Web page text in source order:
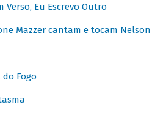
Verso, Eu Escrevo Outro
Mazzer cantam e tocam
do Fogo